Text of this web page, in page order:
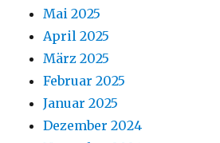
Mai 2025
April 2025
März 2025
Februar 2025
Januar 2025
Dezember 2024